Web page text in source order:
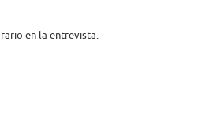
en la entrevista.